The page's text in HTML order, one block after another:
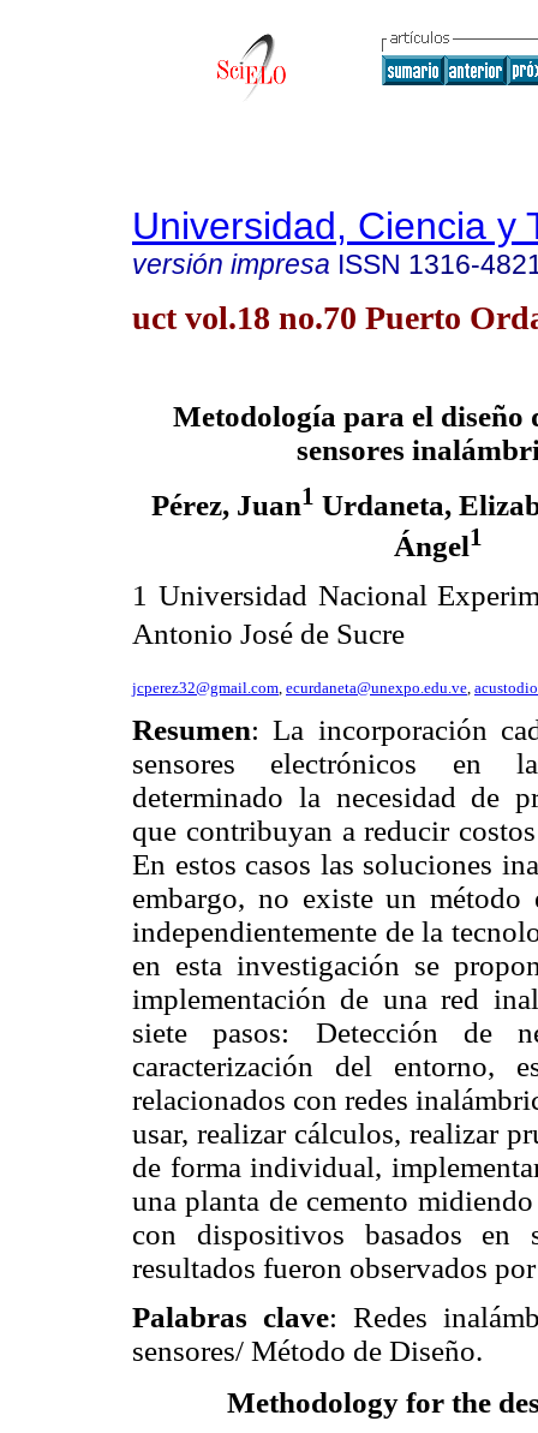
Universidad, Ciencia y
versión impresa ISSN 1316-
uct vol.18 no.70 Puerto
Metodología para el diseño
sensores
Pérez, Juan1 Urdaneta,
Ángel1
1 Universidad Nacional
Antonio José de Sucre
jcperez32@gmail.com, ecurdaneta@unexpo.edu.ve,
Resumen: La incorporación
sensores electrónicos en
determinado la necesidad de
que contribuyan a reducir
En estos casos las soluciones
embargo, no existe un método
independientemente de la
en esta investigación se
implementación de una red
siete pasos: Detección de
caracterización del entorno,
relacionados con redes
usar, realizar cálculos, realizar
de forma individual,
una planta de cemento
con dispositivos basados en
resultados fueron observados
Palabras clave: Redes
sensores/ Método de Diseño.
Methodology for the